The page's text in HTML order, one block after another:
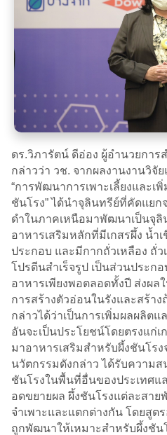
ดร.วิภารัตน์ ดีอ่อง ผู้อำนวยการ
กล่าวว่า วช. จากผลงานงานวิจั
“การพัฒนาการเพาะเลี้ยงและเ
ชันโรง” ได้นำจุลินทรีย์ที่คัดแยก
ดำในภาคเหนือมาพัฒนาเป็นจุลิ
อาหารเสริมหลักที่มีเกสรผึ้ง น้ำ
ประกอบ และมีกากถั่วเหลือง ถั่
โปรตีนสำเร็จรูป เป็นส่วนประก
อาหารเพียงพอตลอดทั้งปี ส่งผล
การสร้างตัวอ่อนในรังและสร้า
กล่าวได้ว่าเป็นการเพิ่มผลผลิต
อันจะเป็นประโยชน์โดยตรงแก่เ
มาอาหารเสริมสำหรับผึ้งชันโรง
นวัตกรรมดังกล่าว ได้รับความส
ชันโรงในพื้นที่อื่นของประเทศแ
อดขยายผล​ ผึ้งชันโรงแต่ละสา
จำเพาะและแตกต่างกัน โดยสูต
ถูกพัฒนาให้เหมาะสำหรับผึ้งชัน